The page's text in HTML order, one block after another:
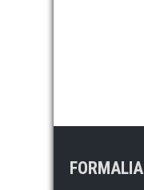
FORMALIA